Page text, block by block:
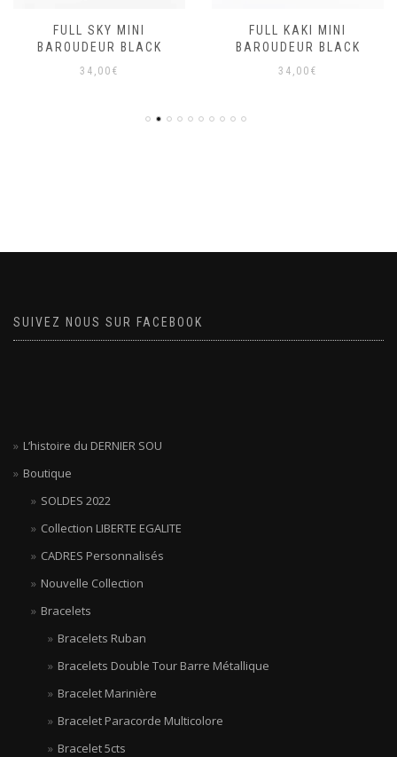
FULL SKY MINI
BAROUDEUR BLACK
34,00 €
FULL KAKI MINI
BAROUDEUR BLACK
34,00 €
SUIVEZ NOUS SUR FACEBOOK
L’histoire du DERNIER SOU
Boutique
SOLDES 2022
Collection LIBERTE EGALITE
CADRES Personnalisés
Nouvelle Collection
Bracelets
Bracelets Ruban
Bracelets Double Tour Barre Métallique
Bracelet Marinière
Bracelet Paracorde Multicolore
Bracelet 5cts